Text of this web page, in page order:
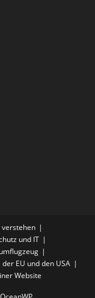
verstehen
und IT
EU und den USA
Website